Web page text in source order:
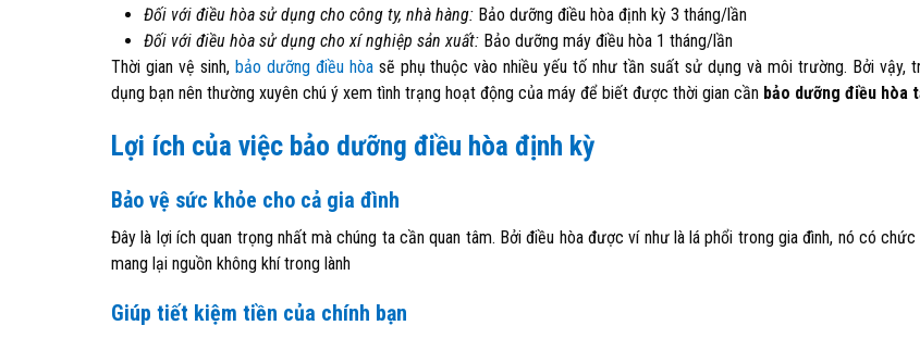
Đối với điều hòa sử dụng cho công ty, nhà hàng: Bảo dưỡng điều hòa định kỳ 3 tháng/lần
Đối với điều hòa sử dụng cho xí nghiệp sản xuất: Bảo dưỡng máy điều hòa 1 tháng/lần
Thời gian vệ sinh, bảo dưỡng điều hòasẽ phụ thuộc vào nhiều yếu tố như tần suất sử dụng và môi trường. Bởi vậy,
dụng bạn nên thường xuyên chú ý xem tình trạng hoạt động của máy để biết được thời gian cần bảo dưỡng điều hòa
Lợi ích của việc bảo dưỡng điều hòa định kỳ
Bảo vệ sức khỏe cho cả gia đình
Đây là lợi ích quan trọng nhất mà chúng ta cần quan tâm. Bởi điều hòa được ví như là lá phổi trong gia đình, nó có
mang lại nguồn không khí trong lành
Giúp tiết kiệm tiền của chính bạn